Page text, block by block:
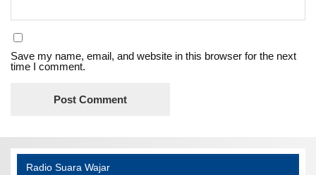
Save my name, email, and website in this browser for the next
time I comment.
Radio Suara Wajar